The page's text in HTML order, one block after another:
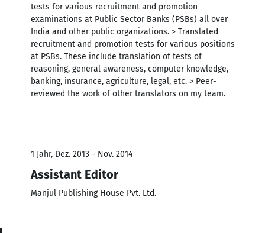
tests for various recruitment and promotion
examinations at Public Sector Banks (PSBs) all over
India and other public organizations. > Translated
recruitment and promotion tests for various positions
at PSBs. These include translation of tests of
reasoning, general awareness, computer knowledge,
banking, insurance, agriculture, legal, etc. > Peer-
reviewed the work of other translators on my team.
1 Jahr, Dez. 2013 - Nov. 2014
Assistant Editor
Manjul Publishing House Pvt. Ltd.